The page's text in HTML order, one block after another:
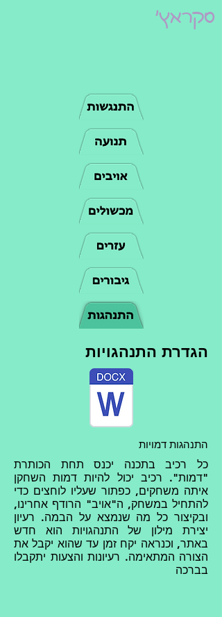
סקראץ'
הגדרת התנהגויות
התנהגות דמויות
כל רכיב בתכנה יכנס תחת הכותרת
"דמות". רכיב יכול להיות דמות השחקן
איתה משחקים, כפתור שעליו לוחצים כדי
להתחיל במשחק, ה"אויב" הרודף אחרינו,
ובקיצור כל מה שנמצא על הבמה. רעיון
יצירת מילון של התנהגויות הוא חדש
באתר, וכנראה יקח זמן עד שהוא יקבל את
הצורה המתאימה. רעיונות והצעות יתקבלו
בברכה